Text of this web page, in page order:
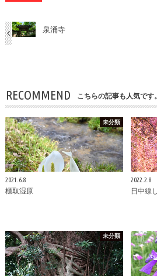
泉涌寺
RECOMMEND こちらの記事も人気です。
未分類
2021.6.8
櫃取湿原
2022.2.8
日中線
未分類